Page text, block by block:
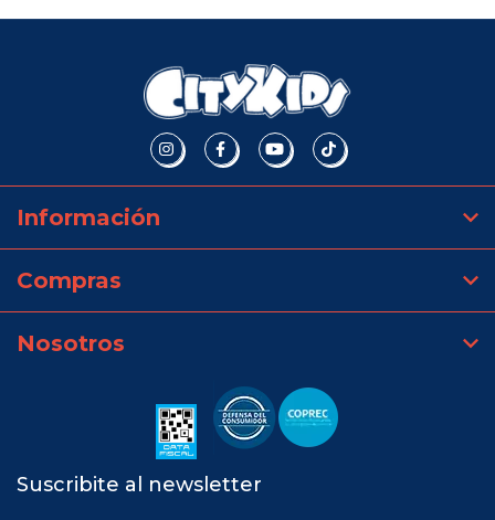
Información
Compras
Nosotros
Suscribite al newsletter